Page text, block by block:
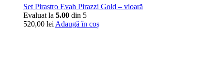
Set Pirastro Evah Pirazzi Gold – vioară
Evaluat la 5.00 din 5
520,00 lei Adaugă în coș